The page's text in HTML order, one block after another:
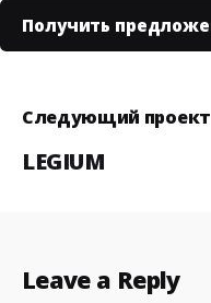
Следующий проект
LEGIUM
Leave a Reply